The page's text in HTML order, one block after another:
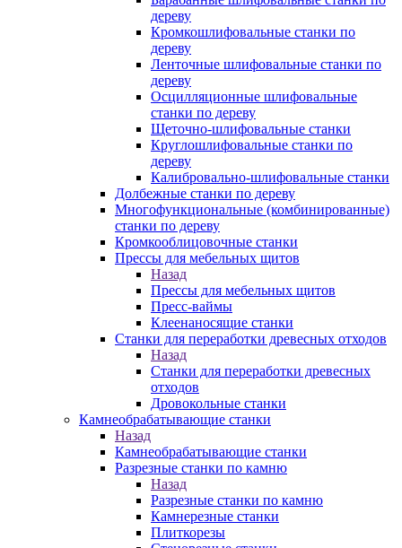
дереву
Кромкошлифовальные станки по
дереву
Ленточные шлифовальные станки по
дереву
Осцилляционные шлифовальные
станки по дереву
Щеточно-шлифовальные станки
Круглошлифовальные станки по
дереву
Калибровально-шлифовальные станки
Долбежные станки по дереву
Многофункциональные (комбинированные)
станки по дереву
Кромкооблицовочные станки
Прессы для мебельных щитов
Назад
Прессы для мебельных щитов
Пресс-ваймы
Клеенаносящие станки
Станки для переработки древесных отходов
Назад
Станки для переработки древесных
отходов
Дровокольные станки
Камнеобрабатывающие станки
Назад
Камнеобрабатывающие станки
Разрезные станки по камню
Назад
Разрезные станки по камню
Камнерезные станки
Плиткорезы